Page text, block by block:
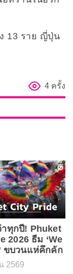
13 ราย ญี่ปุ่น
4 ครั้ง
ทุกปี! Phuket
2026 ธีม ‘We
ขบวนแห่คึกคัก
2569